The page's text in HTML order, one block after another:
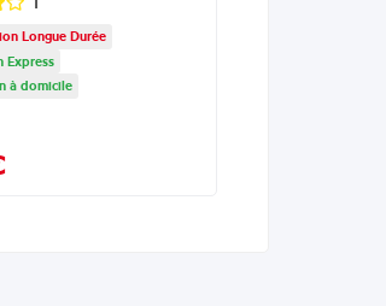
Longue Durée
Express
à domicile